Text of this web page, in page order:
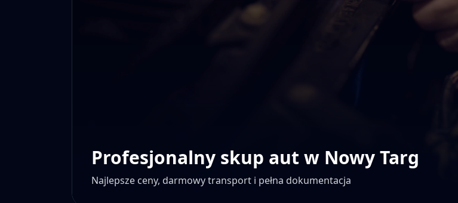
Profesjonalny skup aut w Nowy Targ
Najlepsze ceny, darmowy transport i pełna dokumentacja